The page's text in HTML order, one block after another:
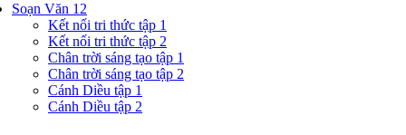
Soạn Văn 12
Kết nối tri thức tập 1
Kết nối tri thức tập 2
Chân trời sáng tạo tập 1
Chân trời sáng tạo tập 2
Cánh Diều tập 1
Cánh Diều tập 2